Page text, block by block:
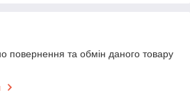
повернення та обмін даного товару